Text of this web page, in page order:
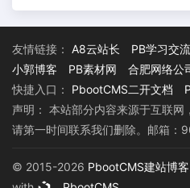
友情链接： A8云站长 PB学习交
小郭博客
PB素材网 合肥网络公
快捷入口：
PbootCMS二开文档
声明： 本站部分内容来源于互联网
请第一时间联系我们删除。邮箱
© 2015-2026 PbootCMS建站博客